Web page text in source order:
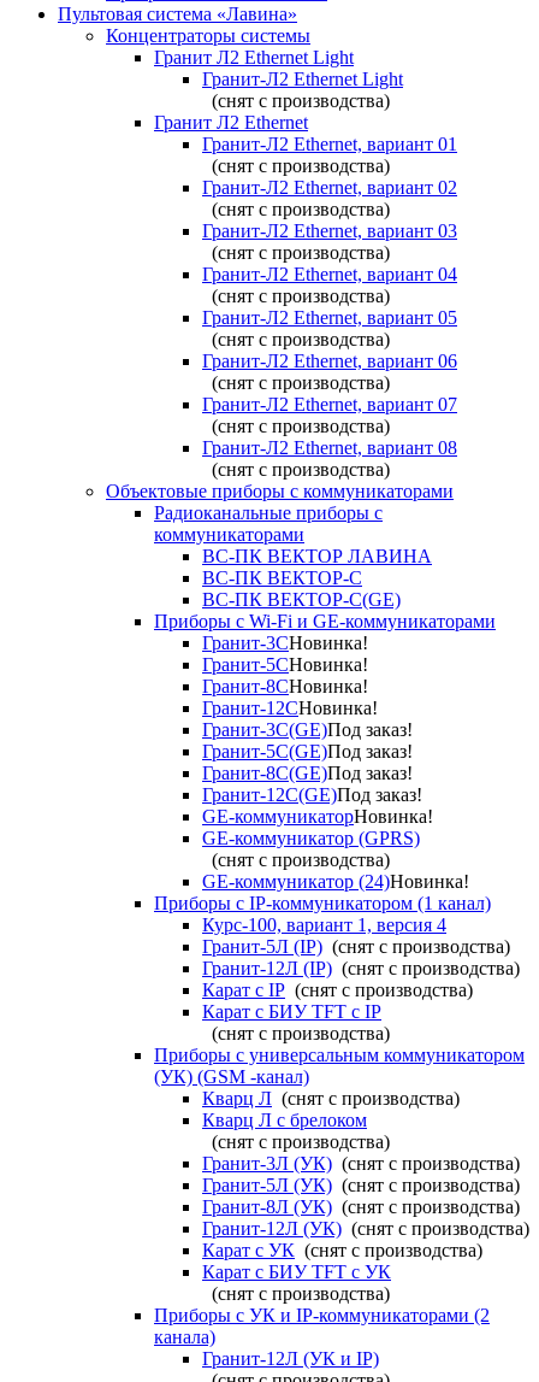
Пультовая система «Лавина»
Концентраторы системы
Гранит Л2 Ethernet Light
Гранит-Л2 Ethernet Light
(снят с производства)
Гранит Л2 Ethernet
Гранит-Л2 Ethernet, вариант 01
(снят с производства)
Гранит-Л2 Ethernet, вариант 02
(снят с производства)
Гранит-Л2 Ethernet, вариант 03
(снят с производства)
Гранит-Л2 Ethernet, вариант 04
(снят с производства)
Гранит-Л2 Ethernet, вариант 05
(снят с производства)
Гранит-Л2 Ethernet, вариант 06
(снят с производства)
Гранит-Л2 Ethernet, вариант 07
(снят с производства)
Гранит-Л2 Ethernet, вариант 08
(снят с производства)
Объектовые приборы с коммуникаторами
Радиоканальные приборы с
коммуникаторами
ВС-ПК ВЕКТОР ЛАВИНА
ВС-ПК ВЕКТОР-С
ВС-ПК ВЕКТОР-С(GE)
Приборы с Wi-Fi и GE-коммуникаторами
Гранит-3СНовинка!
Гранит-5СНовинка!
Гранит-8СНовинка!
Гранит-12СНовинка!
Гранит-3С(GE)Под заказ!
Гранит-5С(GE)Под заказ!
Гранит-8С(GE)Под заказ!
Гранит-12С(GE)Под заказ!
GE-коммуникаторНовинка!
GE-коммуникатор (GPRS)
(снят с производства)
GE-коммуникатор (24)Новинка!
Приборы с IP-коммуникатором (1 канал)
Курс-100, вариант 1, версия 4
Гранит-5Л (IP) (снят с производства)
Гранит-12Л (IP) (снят с производства)
Карат с IP (снят с производства)
Карат с БИУ TFT с IP
(снят с производства)
Приборы с универсальным коммуникатором
(УК) (GSM -канал)
Кварц Л (снят с производства)
Кварц Л с брелоком
(снят с производства)
Гранит-3Л (УК) (снят с производства)
Гранит-5Л (УК) (снят с производства)
Гранит-8Л (УК) (снят с производства)
Гранит-12Л (УК) (снят с производства)
Карат с УК (снят с производства)
Карат с БИУ TFT с УК
(снят с производства)
Приборы с УК и IP-коммуникаторами (2
канала)
Гранит-12Л (УК и IP)